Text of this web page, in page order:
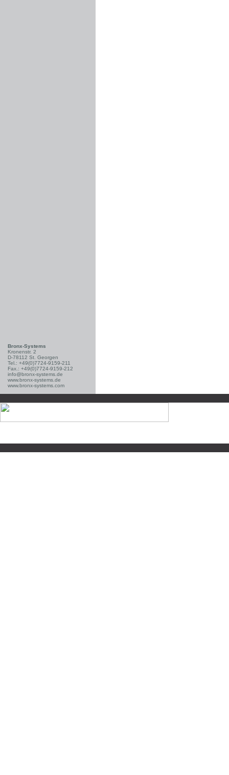
Bronx-Systems
Kronenstr. 2
D-78112 St. Georgen
Tel.: +49(0)7724-9159-211
Fax.: +49(0)7724-9159-212
info@bronx-systems.de
www.bronx-systems.de
www.bronx-systems.com